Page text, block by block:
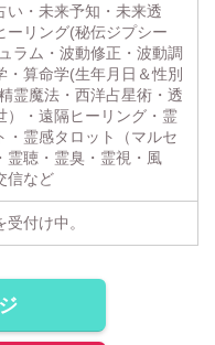
い・未来予知・未来透
ーリング(秘伝ジプシー
ラム・波動修正・波動調
・算命学(生年月日＆性別
霊魔法・西洋占星術・透
）・遠隔ヒーリング・霊
・霊感タロット（マルセ
霊聴・霊臭・霊視・風
信など
付け中。